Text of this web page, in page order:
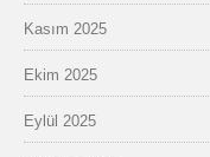
Kasım 2025
Ekim 2025
Eylül 2025